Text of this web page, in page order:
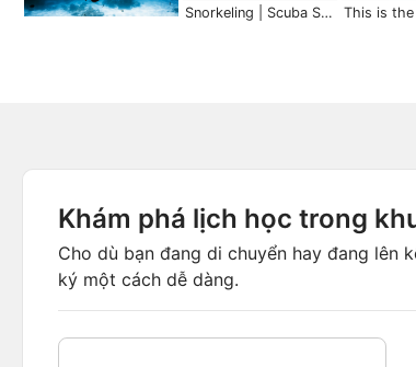
Snorkeling | Scuba Schools International
Khám phá lịch học trong
Cho dù bạn đang di chuyển hay đang
ký một cách dễ dàng.